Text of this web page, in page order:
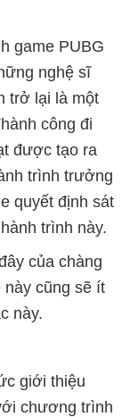
game PUBG
nghệ sĩ
trở lại là một
công đi
được tạo ra
trình trưởng
quyết định sát
trình này.
của chàng
này cũng sẽ ít
này.
giới thiệu
chương trình